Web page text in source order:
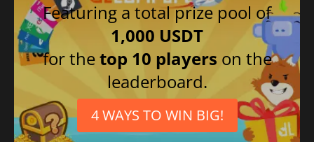
Featuring a total prize pool of
1,000 USDT
for thetop 10 players on the
leaderboard.
4 WAYS TO WIN BIG!